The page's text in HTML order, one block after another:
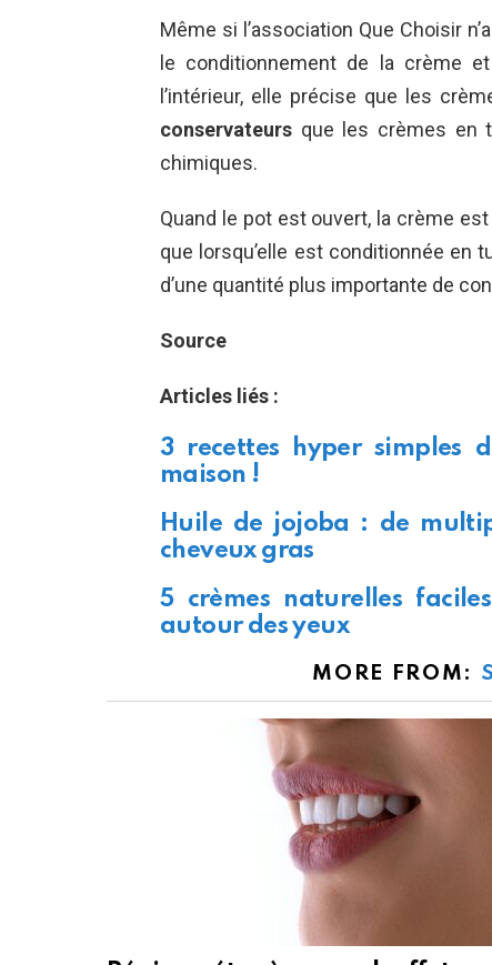
Même si l’association Que Choisir
le conditionnement de la crème
l’intérieur, elle précise que les
conservateurs que les crèmes en
chimiques.
Quand le pot est ouvert, la crème
que lorsqu’elle est conditionnée en
d’une quantité plus importante de
Source
Articles liés :
3 recettes hyper simples
maison !
Huile de jojoba : de
cheveux gras
5 crèmes naturelles
autour des yeux
MORE FROM: